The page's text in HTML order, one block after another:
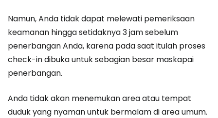
Namun, Anda tidak dapat melewati pemeriksaan
keamanan hingga setidaknya 3 jam sebelum
penerbangan Anda, karena pada saat itulah proses
check-in dibuka untuk sebagian besar maskapai
penerbangan.
Anda tidak akan menemukan area atau tempat
duduk yang nyaman untuk bermalam di area umum.